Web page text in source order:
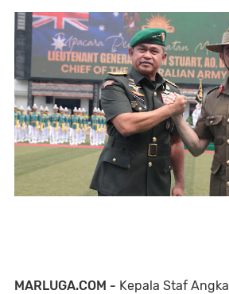
MARLUGA.COM - Kepala Staf